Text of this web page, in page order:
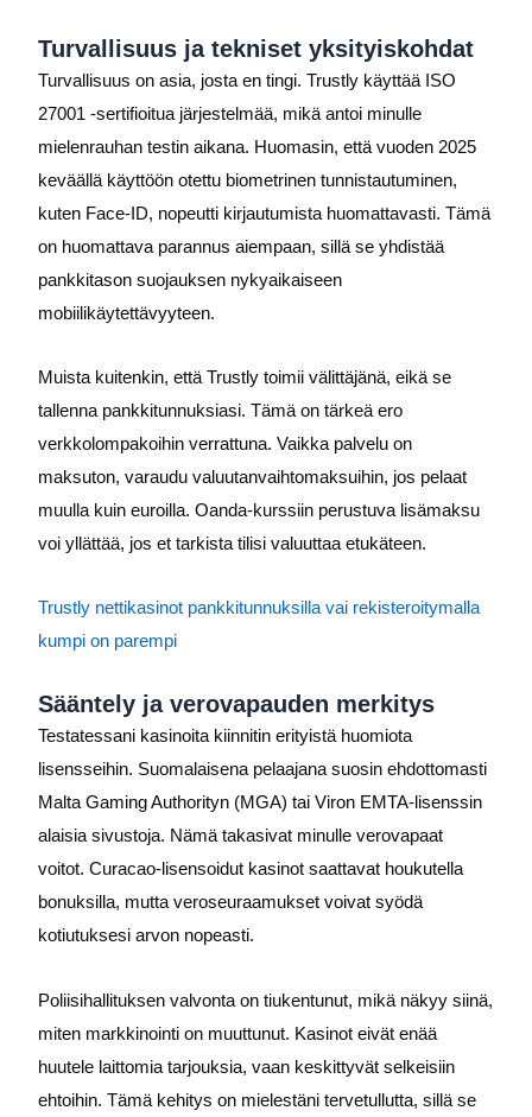
Turvallisuus ja tekniset yksityiskohdat
Turvallisuus on asia, josta en tingi. Trustly käyttää ISO
27001 -sertifioitua järjestelmää, mikä antoi minulle
mielenrauhan testin aikana. Huomasin, että vuoden 2025
keväällä käyttöön otettu biometrinen tunnistautuminen,
kuten Face-ID, nopeutti kirjautumista huomattavasti. Tämä
on huomattava parannus aiempaan, sillä se yhdistää
pankkitason suojauksen nykyaikaiseen
mobiilikäytettävyyteen.
Muista kuitenkin, että Trustly toimii välittäjänä, eikä se
tallenna pankkitunnuksiasi. Tämä on tärkeä ero
verkkolompakoihin verrattuna. Vaikka palvelu on
maksuton, varaudu valuutanvaihtomaksuihin, jos pelaat
muulla kuin euroilla. Oanda-kurssiin perustuva lisämaksu
voi yllättää, jos et tarkista tilisi valuuttaa etukäteen.
Trustly nettikasinot pankkitunnuksilla vai rekisteroitymalla
kumpi on parempi
Sääntely ja verovapauden merkitys
Testatessani kasinoita kiinnitin erityistä huomiota
lisensseihin. Suomalaisena pelaajana suosin ehdottomasti
Malta Gaming Authorityn (MGA) tai Viron EMTA-lisenssin
alaisia sivustoja. Nämä takasivat minulle verovapaat
voitot. Curacao-lisensoidut kasinot saattavat houkutella
bonuksilla, mutta veroseuraamukset voivat syödä
kotiutuksesi arvon nopeasti.
Poliisihallituksen valvonta on tiukentunut, mikä näkyy siinä,
miten markkinointi on muuttunut. Kasinot eivät enää
huutele laittomia tarjouksia, vaan keskittyvät selkeisiin
ehtoihin. Tämä kehitys on mielestäni tervetullutta, sillä se